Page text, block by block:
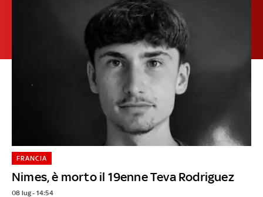
Nimes, è morto il 19enne Teva Rodriguez
FRANCIA
08 lug - 14:54